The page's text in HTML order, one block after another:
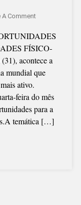
A CommentOn
DO
DESAFIO”
SERÁ
QUARTA-
(31)
FÍSICO-
acontece a
mundial que
ativo.
feira do mês
para a
temática […]